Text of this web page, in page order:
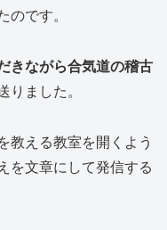
のです。
きながら合気道の稽古
りました。
教える教室を開くよう
を文章にして発信する